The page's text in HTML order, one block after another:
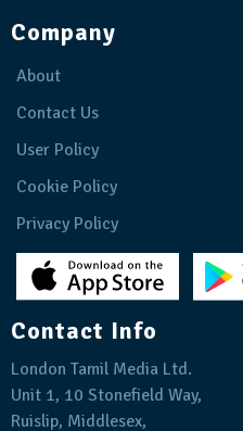
Company
About
Contact Us
User Policy
Cookie Policy
Privacy Policy
Contact Info
London Tamil Media Ltd.
Unit 1, 10 Stonefield Way,
Ruislip, Middlesex,